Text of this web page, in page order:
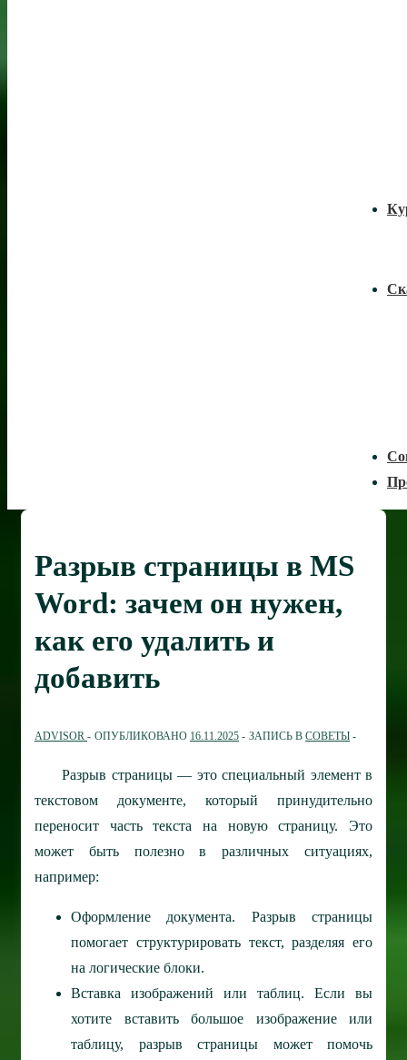
Разрыв страницы в MS
Word: зачем он нужен,
как его удалить и
добавить
ADVISOR ОПУБЛИКОВАНО 16.11.2025 ЗАПИСЬ В СОВЕТЫ
Разрыв страницы — это специальный элемент в
текстовом документе, который принудительно
переносит часть текста на новую страницу. Это
может быть полезно в различных ситуациях,
например:
Оформление документа. Разрыв страницы
помогает структурировать текст, разделяя его
на логические блоки.
Вставка изображений или таблиц. Если вы
хотите вставить большое изображение или
таблицу, разрыв страницы может помочь